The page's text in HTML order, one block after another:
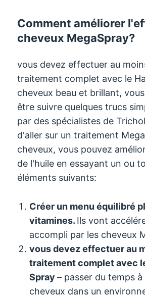
Comment améliorer
cheveux MegaSpray?
vous devez effectuer au
traitement complet avec le
cheveux beau et brillant,
être suivre quelques trucs
par des spécialistes de
d'aller sur un traitement
cheveux, vous pouvez
de l'huile en essayant un ou
éléments suivants:
Créer un menu équilibré
vitamines. Ils vont
accompli par les cheveux
vous devez effectuer au
traitement complet avec
Spray– passer du temps
cheveux dans un